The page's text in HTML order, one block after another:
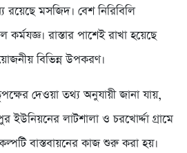
রয়েছে মসজিদ। বেশ নিরিবিলি
রাস্তার পাশেই রাখা হয়েছে
বিভিন্ন উপকরণ।
দেওয়া তথ্য অনুযায়ী জানা যায়,
লাটশালা ও চরখোর্দ্দা গ্রামে
বাস্তবায়নের কাজ শুরু করা হয়।